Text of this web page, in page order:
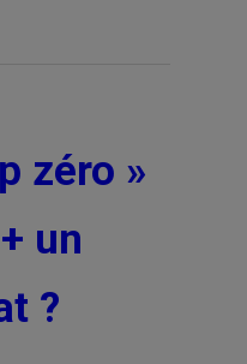
zéro »
un
?